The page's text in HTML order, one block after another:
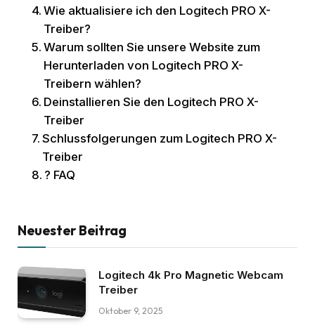
Wie aktualisiere ich den Logitech PRO X-
Treiber?
Warum sollten Sie unsere Website zum
Herunterladen von Logitech PRO X-
Treibern wählen?
Deinstallieren Sie den Logitech PRO X-
Treiber
Schlussfolgerungen zum Logitech PRO X-
Treiber
? FAQ
Neuester Beitrag
Logitech 4k Pro Magnetic Webcam
Treiber
Oktober 9, 2025